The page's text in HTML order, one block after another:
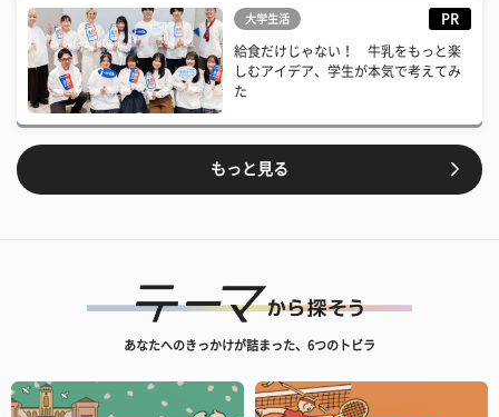
大学生活 PR
給食だけじゃない！ 牛乳をもっと楽
しむアイデア、学生が本気で考えてみ
た
もっと見る
あなたへのきっかけが詰まった、6つのトビラ